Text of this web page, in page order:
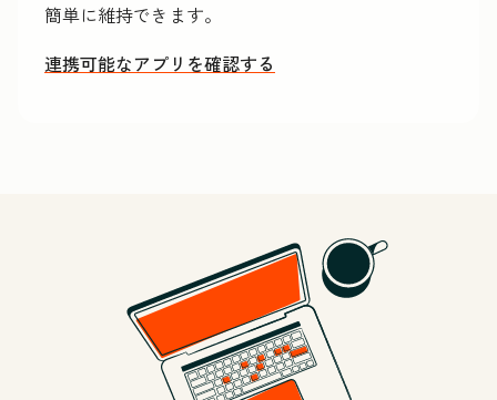
簡単に維持できます。
連携可能なアプリを確認する